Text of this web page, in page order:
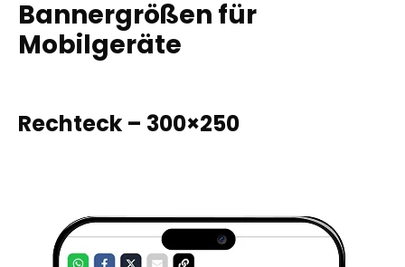
Bannergrößen für
Mobilgeräte
Rechteck – 300×250